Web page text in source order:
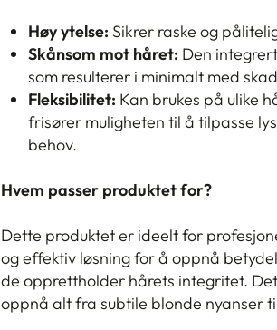
Høy ytelse: Sikrer raske og
Skånsom mot håret: Den
som resulterer i minimalt med
Fleksibilitet: Kan brukes på ulike
frisører muligheten til å tilpasse
behov.
Hvem passer produktet for?
Dette produktet er ideelt for
og effektiv løsning for å oppnå
de opprettholder hårets integritet.
oppnå alt fra subtile blonde nyanser